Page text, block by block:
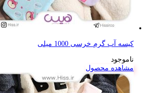
کیسه آب گرم خرسی 1000 میلی
ناموجود
مشاهده محصول